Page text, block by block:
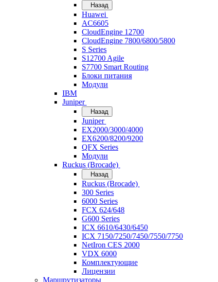
Назад
Huawei
AC6605
CloudEngine 12700
CloudEngine 7800/6800/5800
S Series
S12700 Agile
S7700 Smart Routing
Блоки питания
Модули
IBM
Juniper
Назад
Juniper
EX2000/3000/4000
EX6200/8200/9200
QFX Series
Модули
Ruckus (Brocade)
Назад
Ruckus (Brocade)
300 Series
6000 Series
FCX 624/648
G600 Series
ICX 6610/6430/6450
ICX 7150/7250/7450/7550/7750
NetIron CES 2000
VDX 6000
Комплектующие
Лицензии
Маршрутизаторы